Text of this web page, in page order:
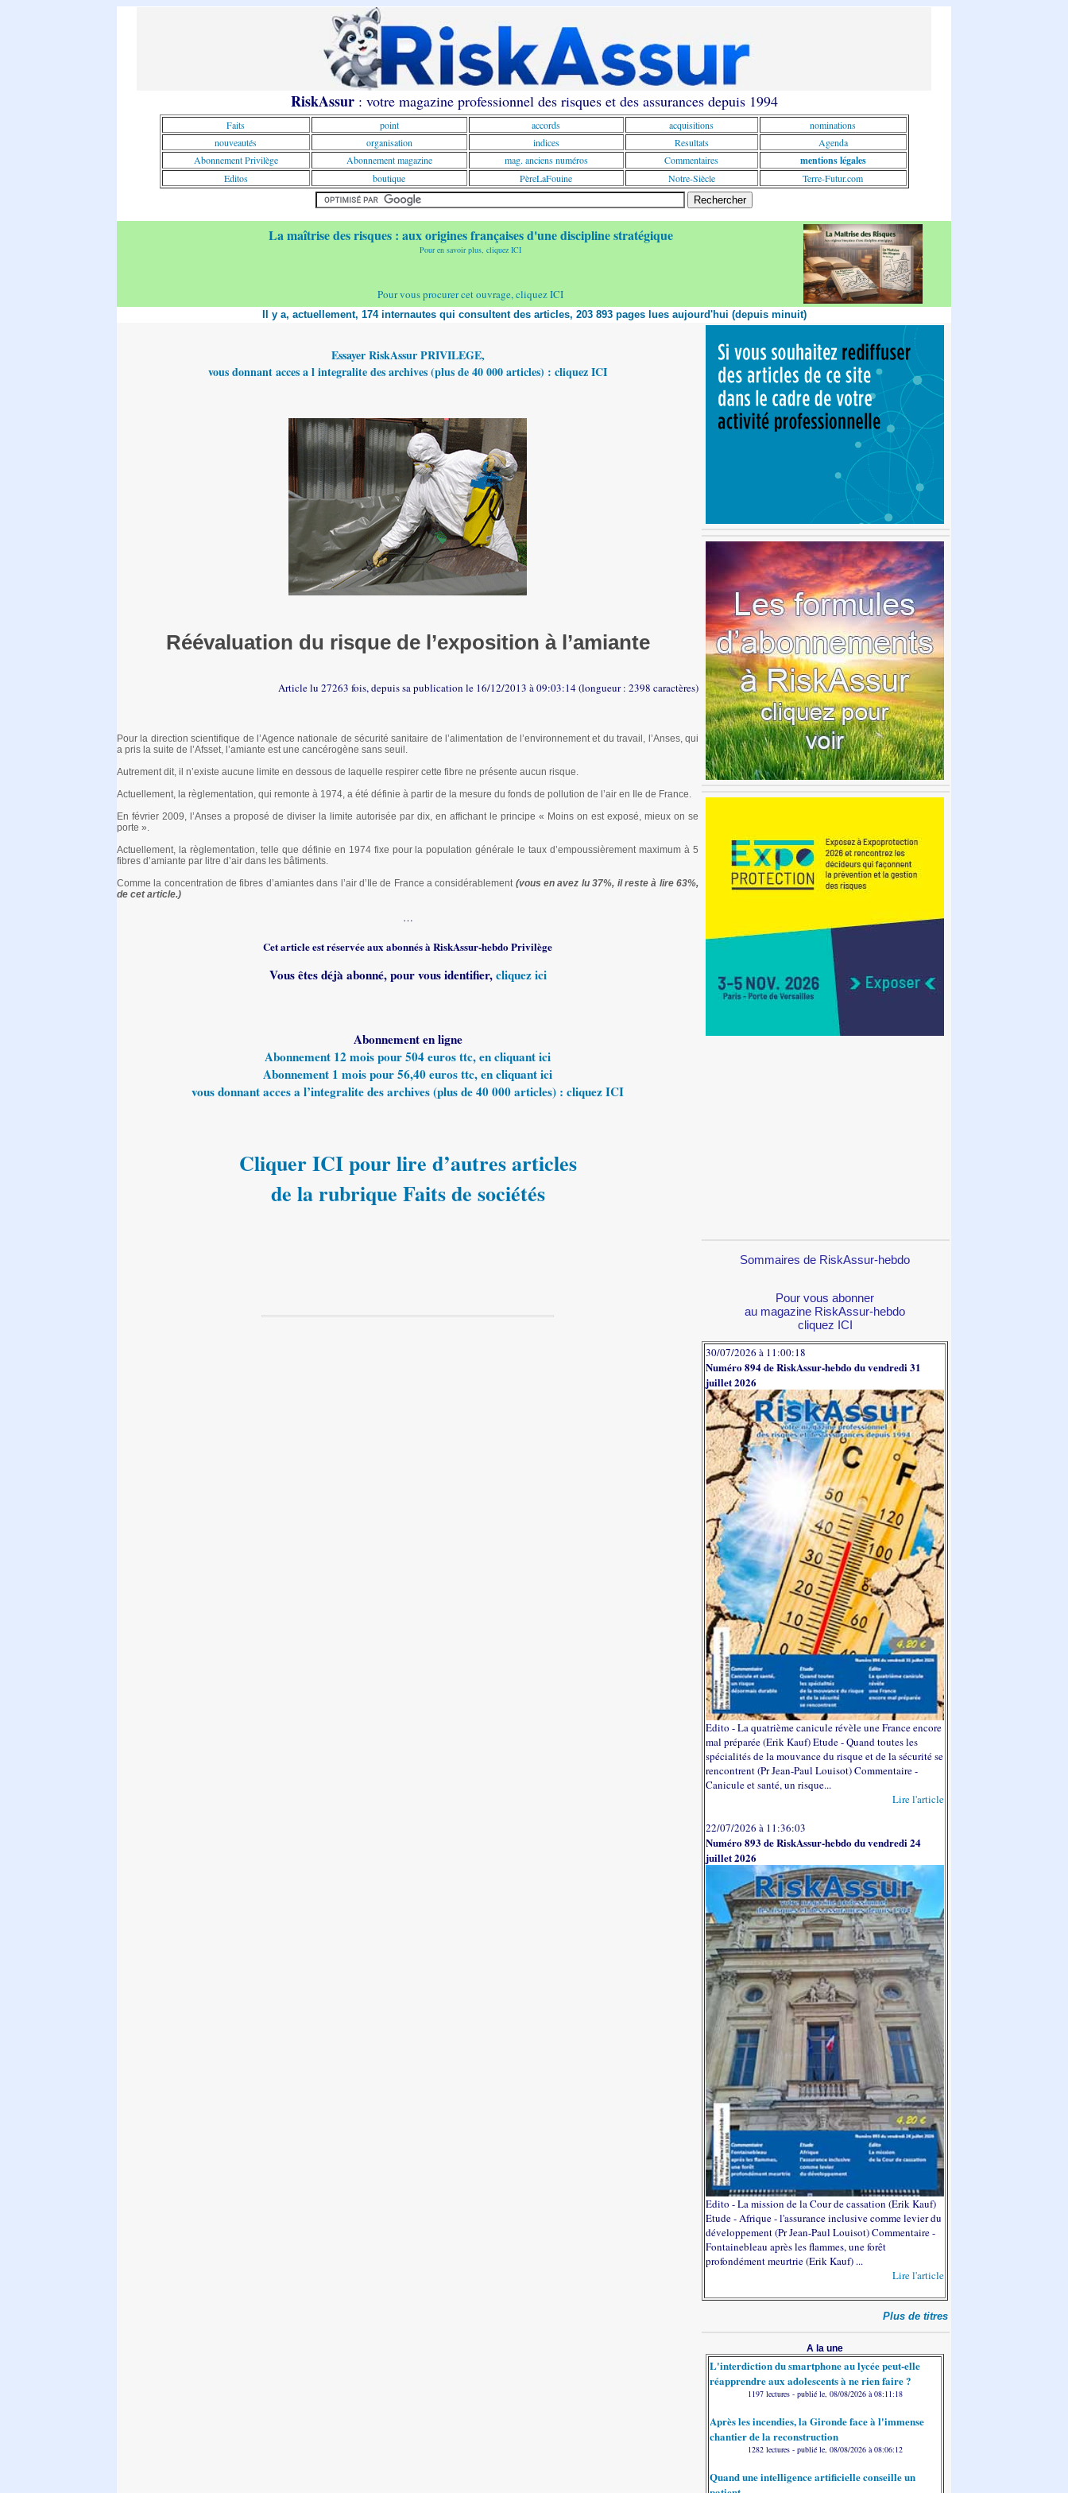
RiskAssur: votre magazine professionnel des risques et des assurances depuis 1994
Faits point accords acquisitions
nominations
nouveautés
organisation indices Resultats
Agenda
Abonnement Privilège
Abonnement magazine mag. anciens numéros Commentaires mentions légales
Editos boutique PèreLaFouine Notre-Siècle Terre-Futur.com
La maîtrise des risques : aux origines françaises d'une discipline stratégique
Pour en savoir plus, cliquez ICI
Pour vous procurer cet ouvrage, cliquez ICI
Il y a, actuellement, 174 internautes qui consultent des articles, 203 893 pages lues aujourd'hui (depuis minuit)
Essayer RiskAssur PRIVILEGE,
vous donnant acces a l integralite des archives (plus de 40 000 articles) : cliquez ICI
Réévaluation du risque de l’exposition à l’amiante
Article lu 27263 fois, depuis sa publication le 16/12/2013 à 09:03:14 (longueur : 2398 caractères)
Pour la direction scientifique de l’Agence nationale de sécurité sanitaire de l’alimentation de l’environnement et du travail, l’Anses, qui
a pris la suite de l’Afsset, l’amiante est une cancérogène sans seuil.
Autrement dit, il n’existe aucune limite en dessous de laquelle respirer cette fibre ne présente aucun risque.
Actuellement, la règlementation, qui remonte à 1974, a été définie à partir de la mesure du fonds de pollution de l’air en Ile de France.
En février 2009, l’Anses a proposé de diviser la limite autorisée par dix, en affichant le principe « Moins on est exposé, mieux on se
porte ».
Actuellement, la règlementation, telle que définie en 1974 fixe pour la population générale le taux d’empoussièrement maximum à 5
fibres d’amiante par litre d’air dans les bâtiments.
Comme la concentration de fibres d’amiantes dans l’air d’Ile de France a considérablement (vous en avez lu 37%, il reste à lire 63%,
de cet article.)
…
Cet article est réservée aux abonnés à RiskAssur-hebdo Privilège
Vous êtes déjà abonné, pour vous identifier,cliquez ici
Abonnement en ligne
Abonnement 12 mois pour 504 euros ttc, en cliquant ici
Abonnement 1 mois pour 56,40 euros ttc, en cliquant ici
vous donnant acces a l’integralite des archives (plus de 40 000 articles) : cliquez ICI
Cliquer ICI pour lire d’autres articles
de la rubrique Faits de sociétés
Sommaires de RiskAssur-hebdo
Pour vous abonner
au magazine RiskAssur-hebdo
cliquez ICI
30/07/2026 à 11:00:18
Numéro 894 de RiskAssur-hebdo du vendredi 31
juillet 2026
Edito - La quatrième canicule révèle une France encore
mal préparée (Erik Kauf) Etude - Quand toutes les
spécialités de la mouvance du risque et de la sécurité se
rencontrent (Pr Jean-Paul Louisot) Commentaire -
Canicule et santé, un risque...
Lire l'article
22/07/2026 à 11:36:03
Numéro 893 de RiskAssur-hebdo du vendredi 24
juillet 2026
Edito - La mission de la Cour de cassation (Erik Kauf)
Etude - Afrique - l'assurance inclusive comme levier du
développement (Pr Jean-Paul Louisot) Commentaire -
Fontainebleau après les flammes, une forêt
profondément meurtrie (Erik Kauf) ...
Lire l'article
Plus de titres
A la une
L'interdiction du smartphone au lycée peut-elle
réapprendre aux adolescents à ne rien faire ?
1197 lectures - publié le, 08/08/2026 à 08:11:18
Après les incendies, la Gironde face à l'immense
chantier de la reconstruction
1282 lectures - publié le, 08/08/2026 à 08:06:12
Quand une intelligence artificielle conseille un